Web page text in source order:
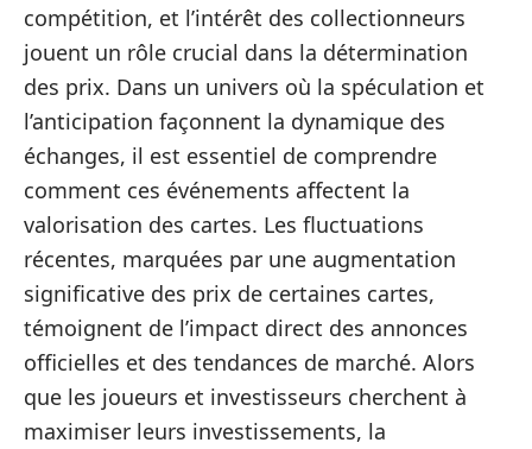
compétition, et l’intérêt des collectionneurs
jouent un rôle crucial dans la détermination
des prix. Dans un univers où la spéculation et
l’anticipation façonnent la dynamique des
échanges, il est essentiel de comprendre
comment ces événements affectent la
valorisation des cartes. Les fluctuations
récentes, marquées par une augmentation
significative des prix de certaines cartes,
témoignent de l’impact direct des annonces
officielles et des tendances de marché. Alors
que les joueurs et investisseurs cherchent à
maximiser leurs investissements, la